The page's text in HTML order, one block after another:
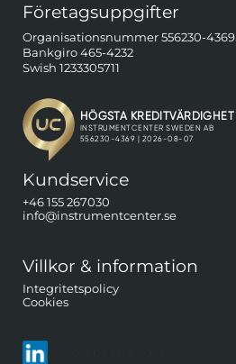
Företagsuppgifter
Organisationsnummer 556230-4369
Bankgiro 465-4232
Swish 1233305711
Kundservice
+46 155 267030
info@instrumentcenter.se
Villkor & information
Integritetspolicy
Cookies